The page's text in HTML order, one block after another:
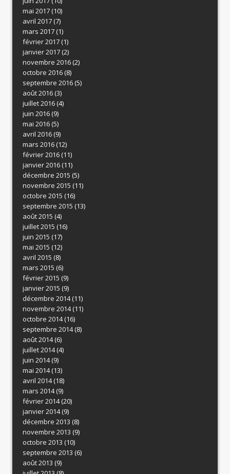
mai 2017(10)
avril 2017(7)
mars 2017(1)
février 2017(1)
janvier 2017(2)
novembre 2016(2)
octobre 2016(8)
septembre 2016(5)
août 2016(3)
juillet 2016(4)
juin 2016(9)
mai 2016(5)
avril 2016(9)
mars 2016(12)
février 2016(11)
janvier 2016(11)
décembre 2015 (5)
novembre 2015 (11)
octobre 2015 (16)
septembre 2015 (13)
août 2015 (4)
juillet 2015 (16)
juin 2015 (17)
mai 2015 (12)
avril 2015 (8)
mars 2015 (6)
février 2015 (9)
janvier 2015 (9)
décembre 2014(11)
novembre 2014(11)
octobre 2014(16)
septembre 2014(8)
août 2014(6)
juillet 2014(4)
juin 2014(9)
mai 2014(13)
avril 2014(18)
mars 2014(9)
février 2014(20)
janvier 2014(9)
décembre 2013 (8)
novembre 2013 (9)
octobre 2013 (10)
septembre 2013 (6)
août 2013 (9)